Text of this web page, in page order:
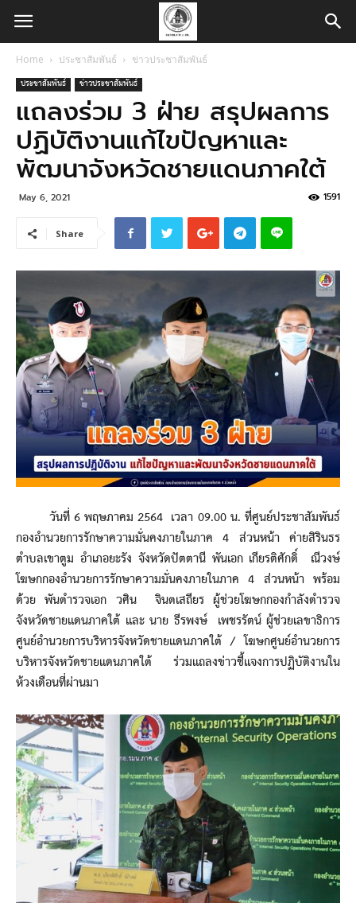
Home ประชาสัมพันธ์ ข่าวประชาสัมพันธ์
ประชาสัมพันธ์ ข่าวประชาสัมพันธ์
แถลงร่วม 3 ฝ่าย สรุปผลการ
ปฏิบัติงานแก้ไขปัญหาและ
พัฒนาจังหวัดชายแดนภาคใต้
May 6, 2021 1591
Share
วันที่ 6 พฤษภาคม 2564 เวลา 09.00 น. ที่ศูนย์ประชาสัมพันธ์
กองอำนวยการรักษาความมั่นคงภายในภาค 4 ส่วนหน้า ค่ายสิรินธร
ตำบลเขาตูม อำเภอยะรัง จังหวัดปัตตานี พันเอก เกียรติศักดิ์ ณีวงษ์
โฆษกกองอำนวยการรักษาความมั่นคงภายในภาค 4 ส่วนหน้า พร้อม
ด้วย พันตำรวจเอก วศิน จินตเสถียร ผู้ช่วยโฆษกกองกำลังตำรวจ
จังหวัดชายแดนภาคใต้ และ นาย ธีรพงษ์ เพชรรัตน์ ผู้ช่วยเลขาธิการ
ศูนย์อำนวยการบริหารจังหวัดชายแดนภาคใต้ / โฆษกศูนย์อำนวยการ
บริหารจังหวัดชายแดนภาคใต้ ร่วมแถลงข่าวชี้แจงการปฏิบัติงานใน
ห้วงเดือนที่ผ่านมา